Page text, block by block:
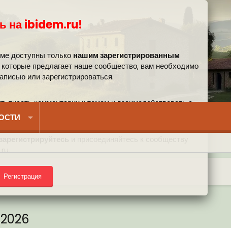
на ibidem.ru!
доступны только нашим зарегистрированным
предлагает наше сообщество, вам необходимо
или зарегистрироваться.
писать комментарии к темам и взаимодействовать с
Регистрация
на форуме